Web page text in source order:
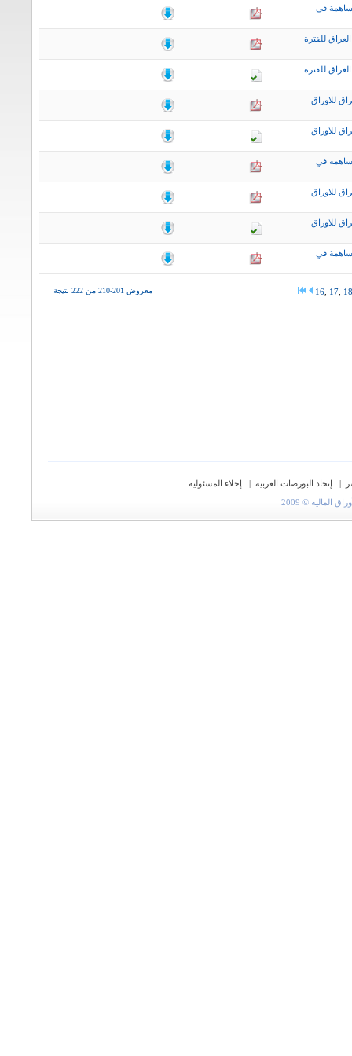
في
للفترة
للفترة
للاوراق
للاوراق
في
للاوراق
للاوراق
في
معروض 201-210 من 222 نتيجة 16 17 18
| إتحاد البورصات العربية |
إخلاء المسئولية
© 2009